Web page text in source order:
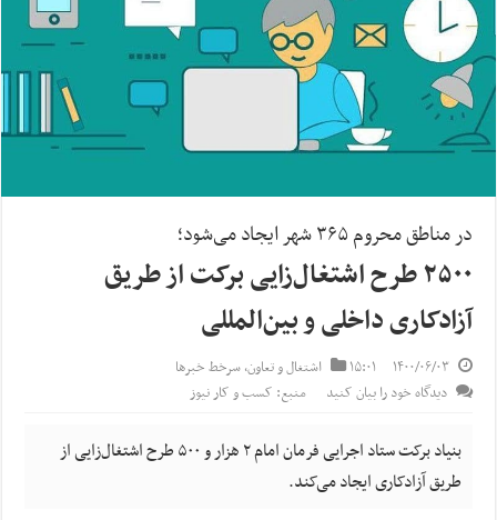
در مناطق محروم ۳۶۵ شهر ایجاد می‌شود؛
۲۵۰۰ طرح اشتغال‌زایی برکت از طریق
آزادکاری داخلی و بین‌المللی
۱۴۰۰/۰۶/۰۳ ۱۵:۰۱ اشتغال و تعاون,سرخط خبرها
دیدگاه خود را بیان کنید
منبع: کسب و کار نیوز
بنیاد برکت ستاد اجرایی فرمان امام ۲ هزار و ۵۰۰ طرح اشتغال‌زایی از
طریق آزادکاری ایجاد می‌کند.